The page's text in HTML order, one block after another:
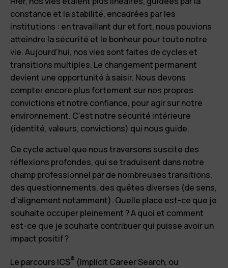
constance et la stabilité, encadrées par les
institutions : en travaillant dur et fort, nous pouvions
atteindre la sécurité et le bonheur pour toute notre
vie. Aujourd’hui, nos vies sont faites de cycles et
transitions multiples. Le changement permanent
devient une opportunité à saisir. Nous devons
compter encore plus fortement sur nos propres
convictions et notre confiance, pour agir sur notre
environnement. C’est notre sécurité intérieure
(identité, valeurs, convictions) qui nous guide.
Ce cycle actuel que nous traversons suscite des
réflexions profondes, qui se traduisent dans notre
champ professionnel par de nombreuses transitions,
des questionnements, des quêtes diverses (de sens,
d’alignement notamment). Quelle place est-ce que je
souhaite occuper pleinement ? A quoi et comment
est-ce que je souhaite contribuer qui puisse avoir un
impact positif ?
Le parcours ICS® (Implicit Career Search, ou